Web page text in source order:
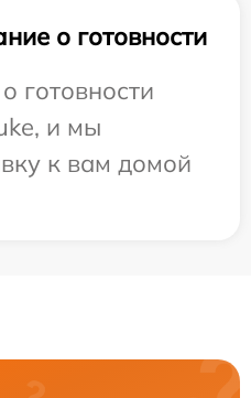
о готовности
готовности
и мы
к вам домой